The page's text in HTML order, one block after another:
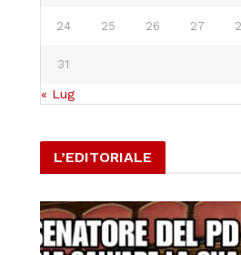
24 25 26 27
31
« Lug
L’EDITORIALE